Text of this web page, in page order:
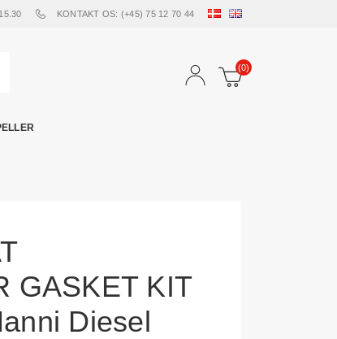
KONTAKT OS: (+45) 75 12 70 44
(0)
GASKET KIT
Diesel